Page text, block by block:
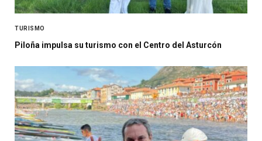
TURISMO
Piloña impulsa su turismo con el Centro del Asturcón